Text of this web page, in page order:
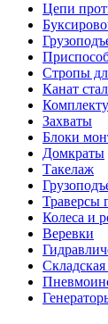
Цепи
Стропы
Канат
Захваты
Блоки
Домкраты
Такелаж
Траверсы
Колеса и
Веревки